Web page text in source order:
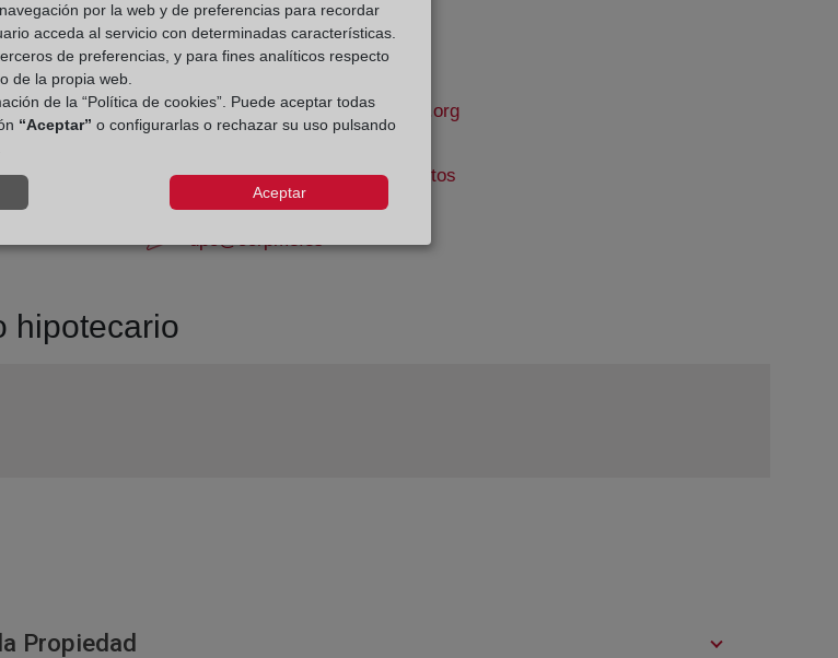
Datos de contacto:
vigo4@registrodelapropiedad.org
M.ª Purificación Geijo Barrientos
Delegado de Protección de Datos:
dpo@corpme.es
hipotecario
Propiedad
por la web y de preferencias para recordar
acceda al servicio con determinadas características.
de preferencias, y para fines analíticos respecto
de la propia web.
de la “Política de cookies”. Puede aceptar todas
“Aceptar” o configurarlas o rechazar su uso pulsando
Aceptar